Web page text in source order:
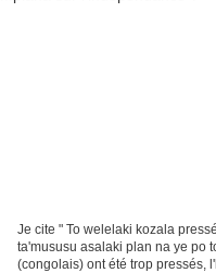
Je cite " To welelaki kozala
ta'mususu asalaki plan na ye po
(congolais) ont été trop pressés,